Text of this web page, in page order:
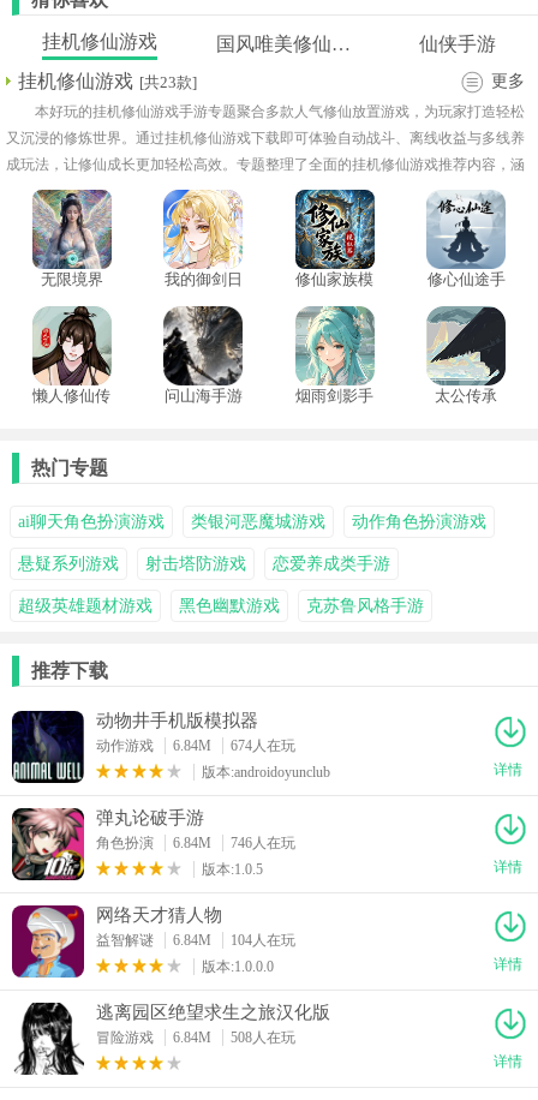
挂机修仙游戏 国风唯美修仙手游
仙侠手游
挂机修仙游戏 [共23款] 更多
本好玩的挂机修仙游戏手游专题聚合多款人气修仙放置游戏，为玩家打造轻松
又沉浸的修炼世界。通过挂机修仙游戏下载即可体验自动战斗、离线收益与多线养
成玩法，让修仙成长更加轻松高效。专题整理了全面的挂机修仙游戏推荐内容，涵
盖多种玩法，帮助玩家快速挑选高品质作品。
无限境界
我的御剑日
修仙家族模
修心仙途手
懒人修仙传
问山海手游
烟雨剑影手
太公传承
热门专题
ai聊天角色扮演游戏 类银河恶魔城游戏 动作角色扮演游戏
悬疑系列游戏 射击塔防游戏 恋爱养成类手游
超级英雄题材游戏 黑色幽默游戏 克苏鲁风格手游
推荐下载
动物井手机版模拟器
动作游戏 6.84M
674人在玩
版本:androidoyunclub
详情
弹丸论破手游
角色扮演 6.84M
746人在玩
版本:1.0.5
详情
网络天才猜人物
益智解谜 6.84M
104人在玩
版本:1.0.0.0
详情
逃离园区绝望求生之旅汉化版
冒险游戏 6.84M
508人在玩
详情